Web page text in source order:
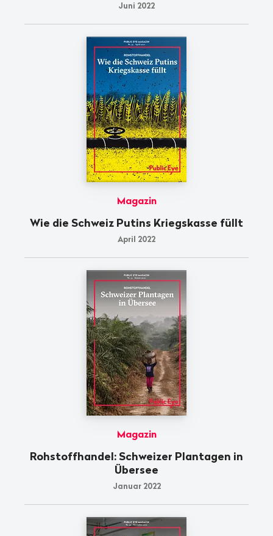
Juni 2022
Magazin
Wie die Schweiz Putins Kriegskasse füllt
April 2022
Magazin
Rohstoffhandel: Schweizer Plantagen in
Übersee
Januar 2022